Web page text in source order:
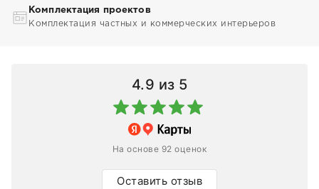
Комплектация проектов
Комплектация частных и коммерческих интерьеров
4.9 из 5
На основе 92 оценок
Оставить отзыв